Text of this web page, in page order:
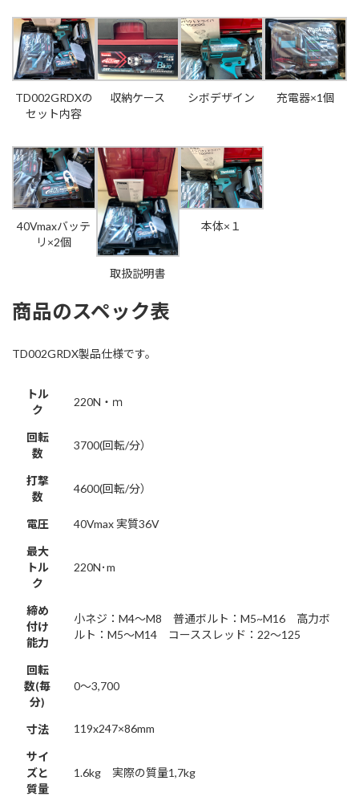
TD002GRDXの
セット内容
収納ケース シボデザイン 充電器×1個
40Vmaxバッテ
リ×2個
取扱説明書
本体×１
商品のスペック表
TD002GRDX製品仕様です。
トル
ク
220N・ｍ
回転
数
3700(回転/分）
打撃
数
4600(回転/分）
電圧
40Vmax 実質36V
最大
トル
ク
220N･m
締め
付け
能力
小ネジ：M4～M8 普通ボルト：M5~M16 高力ボ
ルト：M5～M14 コーススレッド：22～125
回転
数(毎
分)
0～3,700
寸法 119x247×86mm
サイ
ズと
質量
1.6kg 実際の質量1,7kg